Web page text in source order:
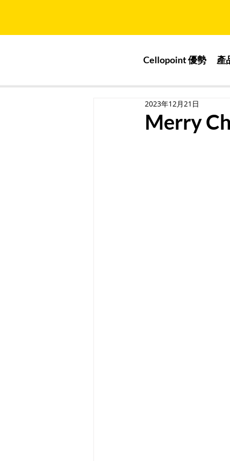
Cellopoint 優勢 產
Merry
2023年12月21日